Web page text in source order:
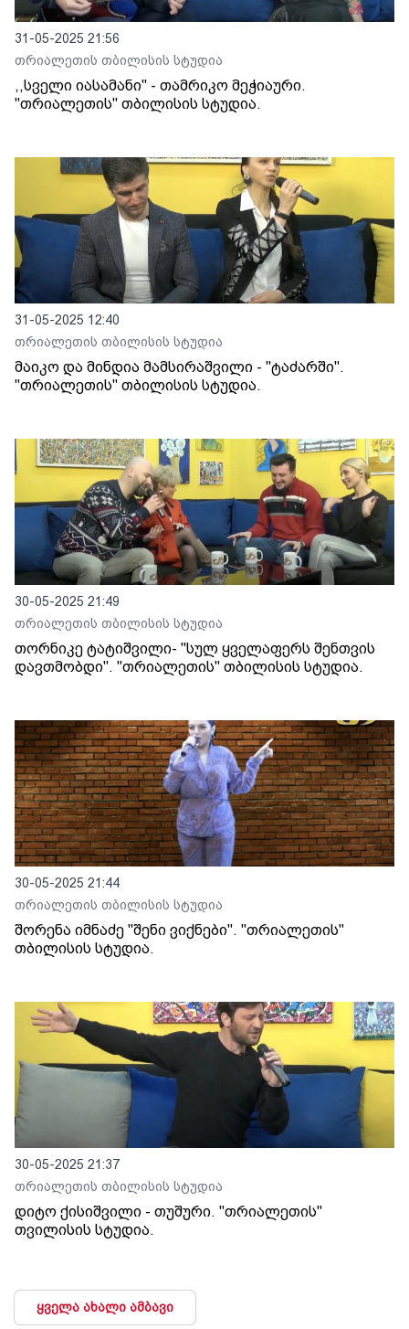
31-05-2025 21:56
თრიალეთის თბილისის სტუდია
,,სველი იასამანი" - თამრიკო მეჭიაური.
"თრიალეთის" თბილისის სტუდია.
31-05-2025 12:40
თრიალეთის თბილისის სტუდია
მაიკო და მინდია მამსირაშვილი - "ტაძარში".
"თრიალეთის" თბილისის სტუდია.
30-05-2025 21:49
თრიალეთის თბილისის სტუდია
თორნიკე ტატიშვილი- "სულ ყველაფერს შენთვის
დავთმობდი". "თრიალეთის" თბილისის სტუდია.
30-05-2025 21:44
თრიალეთის თბილისის სტუდია
შორენა იმნაძე "შენი ვიქნები". "თრიალეთის"
თბილისის სტუდია.
30-05-2025 21:37
თრიალეთის თბილისის სტუდია
დიტო ქისიშვილი - თუშური. "თრიალეთის"
თვილისის სტუდია.
ყველა ახალი ამბავი